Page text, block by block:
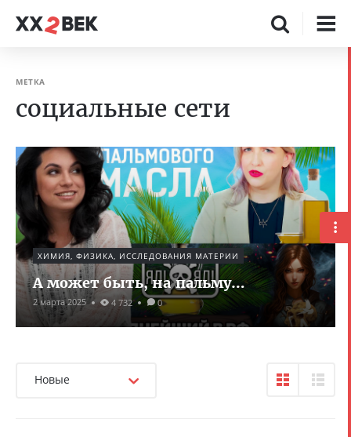
МЕТКА
социальные сети
ХИМИЯ, ФИЗИКА, ИССЛЕДОВАНИЯ МАТЕРИИ
А может быть, на пальму…
2 марта 2025 4 732 0
Новые